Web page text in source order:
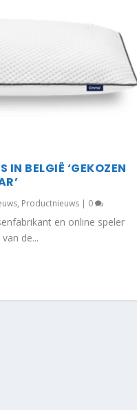
IN BELGIË ‘GEKOZEN
, Productnieuws| 0
en online speler
de...